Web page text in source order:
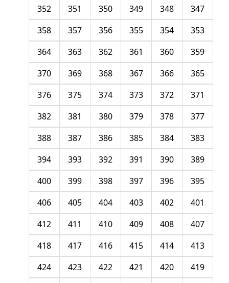
347
348
349
350
351
352
353
354
355
356
357
358
359
360
361
362
363
364
365
366
367
368
369
370
371
372
373
374
375
376
377
378
379
380
381
382
383
384
385
386
387
388
389
390
391
392
393
394
395
396
397
398
399
400
401
402
403
404
405
406
407
408
409
410
411
412
413
414
415
416
417
418
419
420
421
422
423
424